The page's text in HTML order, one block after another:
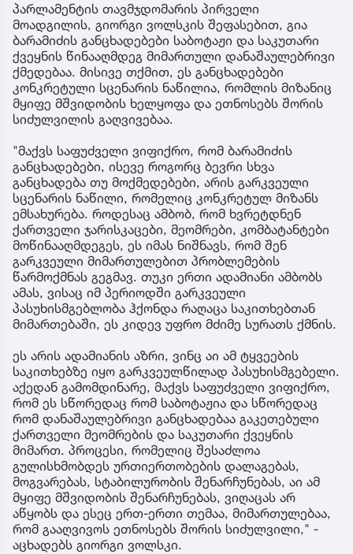
პარლამენტის თავმჯდომარის პირველი
მოადგილის, გიორგი ვოლსკის შეფასებით, გია
ბარამიძის განცხადებები საბოტაჟი და საკუთარი
ქვეყნის წინააღმდეგ მიმართული დანაშაულებრივი
ქმედებაა. მისივე თქმით, ეს განცხადებები
კონკრეტული სცენარის ნაწილია, რომლის მიზანიც
მყიფე მშვიდობის ხელყოფა და ეთნოსებს შორის
სიძულვილის გაღვივებაა.
"მაქვს საფუძველი ვიფიქრო, რომ ბარამიძის
განცხადებები, ისევე როგორც ბევრი სხვა
განცხადება თუ მოქმედებები, არის გარკვეული
სცენარის ნაწილი, რომელიც კონკრეტულ მიზანს
ემსახურება. როდესაც ამბობ, რომ ხვრეტდნენ
ქართველი ჯარისკაცები, მეომრები, კომბატანტები
მოწინააღმდეგეს, ეს იმას ნიშნავს, რომ შენ
გარკვეული მიმართულებით პრობლემების
წარმოქმნას გეგმავ. თუკი ერთი ადამიანი ამბობს
ამას, ვისაც იმ პერიოდში გარკვეული
პასუხისმგებლობა ჰქონდა რაღაცა საკითხებთან
მიმართებაში, ეს კიდევ უფრო მძიმე სურათს ქმნის.
ეს არის ადამიანის აზრი, ვინც აი ამ ტყვეების
საკითხებზე იყო გარკვეულწილად პასუხისმგებელი.
აქედან გამომდინარე, მაქვს საფუძველი ვიფიქრო,
რომ ეს სწორედაც რომ საბოტაჟია და სწორედაც
რომ დანაშაულებრივი განცხადებაა გაკეთებული
ქართველი მეომრების და საკუთარი ქვეყნის
მიმართ. პროცესი, რომელიც შესაძლოა
გულისხმობდეს ურთიერთობების დალაგებას,
მოგვარებას, სტაბილურობის შენარჩუნებას, აი ამ
მყიფე მშვიდობის შენარჩუნებას, ვიღაცას არ
აწყობს და ესეც ერთ-ერთი თემაა, მიმართულებაა,
რომ გააღვივოს ეთნოსებს შორის სიძულვილი," -
აცხადებს გიორგი ვოლსკი.